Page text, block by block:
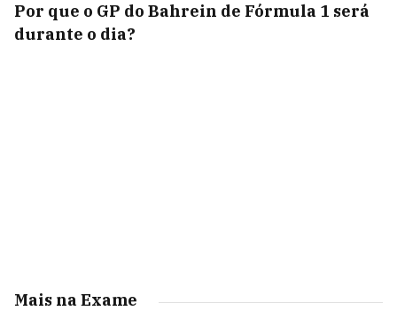
Por que o GP do Bahrein de Fórmula 1 será
durante o dia?
Mais na Exame